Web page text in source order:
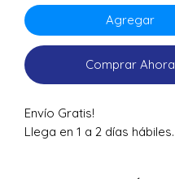
Agregar
Comprar Ahora
Envío Gratis!
Llega en 1 a 2 días hábiles.